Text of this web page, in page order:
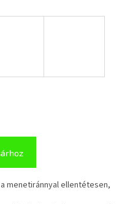
menetiránnyal ellentétesen,